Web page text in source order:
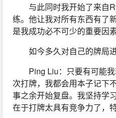
与此同时我开始了来自
练。他让我对所有东西有了
是我成功必不可少的重要因素
如今多久对自己的牌局
Ping Liu：只要有可能
次打牌，我都会用本子记下
事之余开始复盘。我坚持学
在于打牌太具有竞争力了，